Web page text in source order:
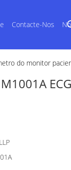
Contacte-Nos
do monitor